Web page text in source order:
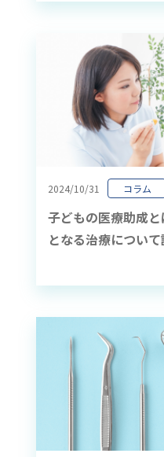
2024/10/31 コラム
子どもの医療助成
となる治療につい